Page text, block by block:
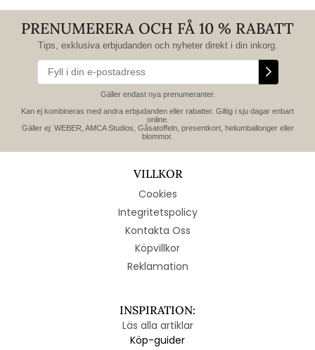
PRENUMERERA OCH FÅ 10 % RABATT
Tips, exklusiva erbjudanden och nyheter direkt i din inkorg.
Gäller endast nya prenumeranter.
Kan ej kombineras med andra erbjudanden eller rabatter. Giltig i sju dagar enbart
online.
Gäller ej: WEBER, AMCA Studios, Gåsatoffeln, presentkort, heliumballonger eller
blommor.
VILLKOR
Cookies
Integritetspolicy
Kontakta Oss
Köpvillkor
Reklamation
INSPIRATION:
Läs alla artiklar
Köp-guider